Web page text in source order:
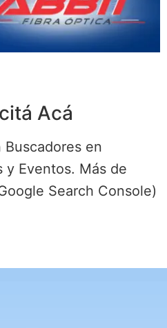
Acá
Buscadores en
y Eventos. Más de
Search Console)